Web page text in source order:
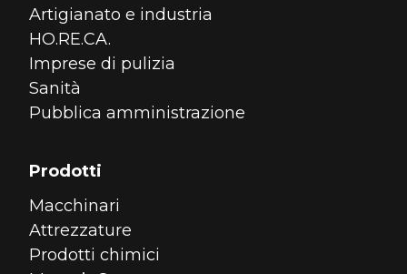
Artigianato e industria
HO.RE.CA.
Imprese di pulizia
Sanità
Pubblica amministrazione
Prodotti
Macchinari
Attrezzature
Prodotti chimici